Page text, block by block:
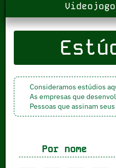
Consideramos estúdios
As empresas que
Pessoas que assinam
Por nome